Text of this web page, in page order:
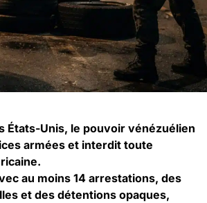
États-Unis, le pouvoir vénézuélien
armées et interdit toute
au moins 14 arrestations, des
et des détentions opaques,